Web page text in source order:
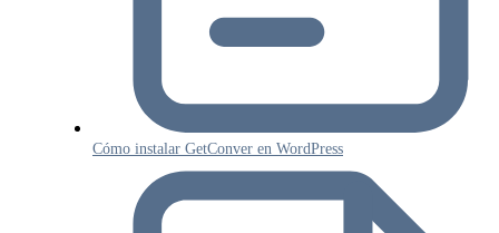
Cómo instalar GetConver en WordPress